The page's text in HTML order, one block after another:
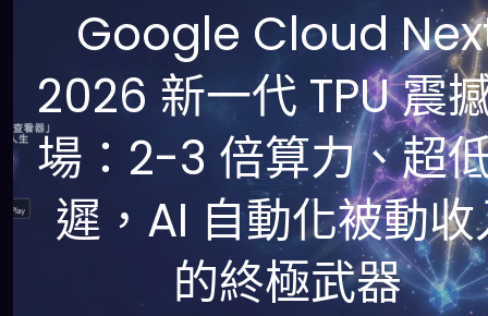
Google Cloud
2026 新一代 TPU 震
場：2-3 倍算力、超
遲，AI 自動化被動收
的終極武器